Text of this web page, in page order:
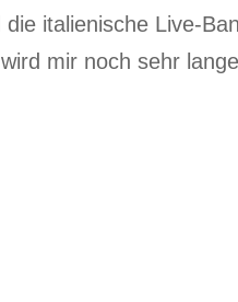
italienische Live-
mir noch sehr